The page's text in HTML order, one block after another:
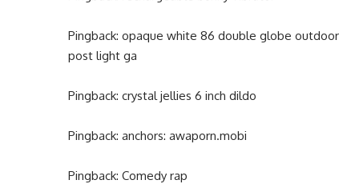
Pingback: opaque white 86 double globe outdoor
post light ga
Pingback: crystal jellies 6 inch dildo
Pingback: anchors: awaporn.mobi
Pingback: Comedy rap